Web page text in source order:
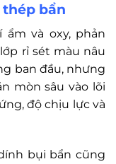
thép bẩn
và oxy, phản
rỉ sét màu nâu
ban đầu, nhưng
mòn sâu vào lõi
độ chịu lực và
bụi bẩn cũng